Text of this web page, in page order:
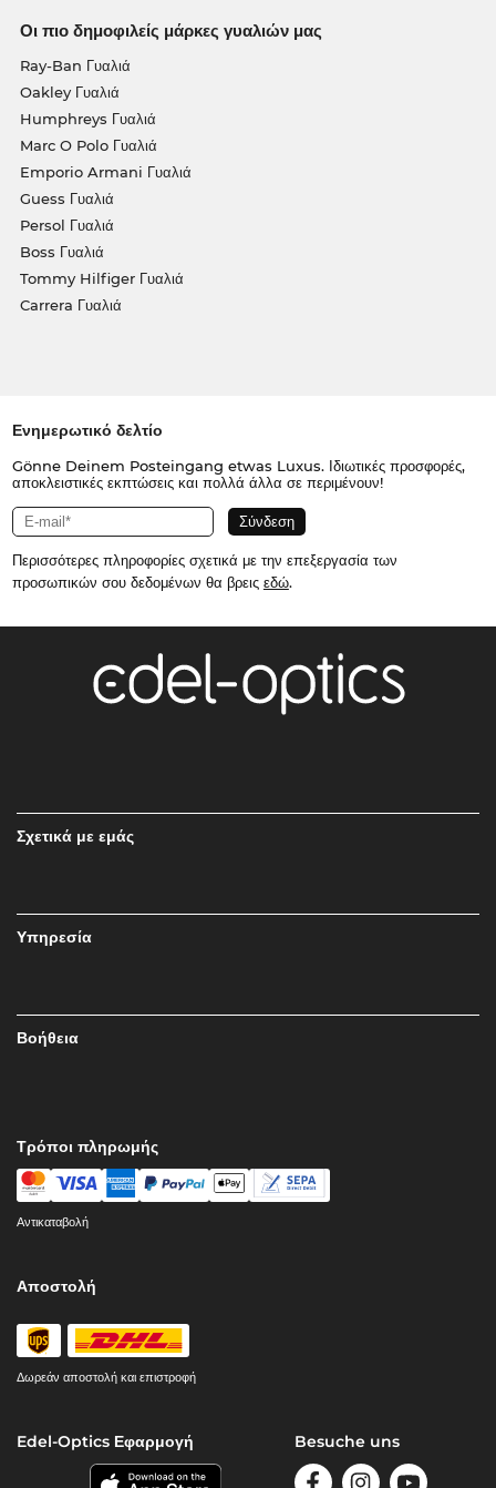
Οι πιο δημοφιλείς μάρκες γυαλιών μας
Ray-Ban Γυαλιά
Oakley Γυαλιά
Humphreys Γυαλιά
Marc O Polo Γυαλιά
Emporio Armani Γυαλιά
Guess Γυαλιά
Persol Γυαλιά
Boss Γυαλιά
Tommy Hilfiger Γυαλιά
Carrera Γυαλιά
Ενημερωτικό δελτίο
Gönne Deinem Posteingang etwas Luxus. Ιδιωτικές προσφορές,
αποκλειστικές εκπτώσεις και πολλά άλλα σε περιμένουν!
Περισσότερες πληροφορίες σχετικά με την επεξεργασία των
προσωπικών σου δεδομένων θα βρεις εδώ.
Σχετικά με εμάς
Υπηρεσία
Βοήθεια
Τρόποι πληρωμής
Αντικαταβολή
Αποστολή
Δωρεάν αποστολή και επιστροφή
Edel-Optics Εφαρμογή Besuche uns